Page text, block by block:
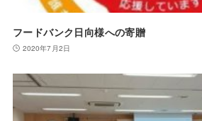
フードバンク日向様への寄贈
2020年7月2日